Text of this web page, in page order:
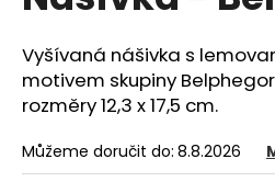
z
5
hvězdiček.
Vyšívaná nášivka s
motivem skupiny
rozměry 12,3 x 17,5 cm.
Můžeme doručit do: 8.8.2026
j
í
t
?